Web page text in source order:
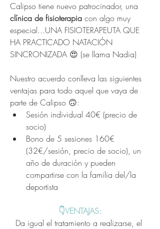
Calipso tiene nuevo patrocinador, una
clínica de fisioterapia con algo muy
especial...UNA FISIOTERAPEUTA QUE
HA PRACTICADO NATACIÓN
SINCRONIZADA 😍 (se llama Nadia)
Nuestro acuerdo conlleva las siguientes
ventajas para todo aquel que vaya de
parte de Calipso 🙃:
Sesión individual 40€ (precio de
socio)
Bono de 5 sesiones 160€
(32€/sesión, precio de socio), un
año de duración y pueden
compartirse con la familia del/la
deportista
👇VENTAJAS:
Da igual el tratamiento a realizarse, el